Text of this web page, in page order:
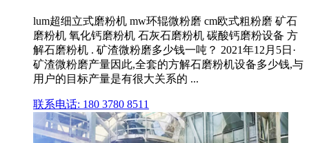
lum超细立式磨粉机 mw环辊微粉磨 cm欧式粗粉磨 矿石
磨粉机 氧化钙磨粉机 石灰石磨粉机 碳酸钙磨粉设备 方
解石磨粉机 . 矿渣微粉磨多少钱一吨？ 2021年12月5日·
矿渣微粉磨产量因此,全套的方解石磨粉机设备多少钱,与
用户的目标产量是有很大关系的 ...
联系电话: 180 3780 8511